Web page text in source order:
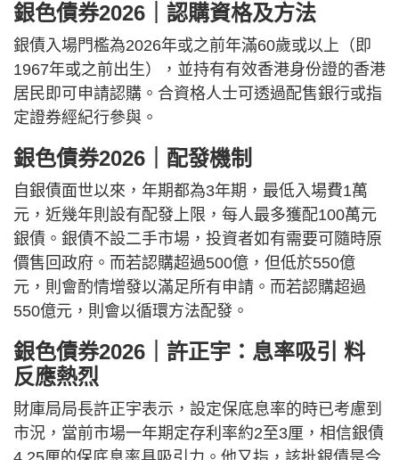
銀色債券2026｜認購資格及方法
銀債入場門檻為2026年或之前年滿60歲或以上（即
1967年或之前出生），並持有有效香港身份證的香港
居民即可申請認購。合資格人士可透過配售銀行或指
定證券經紀行參與。
銀色債券2026｜配發機制
自銀債面世以來，年期都為3年期，最低入場費1萬
元，近幾年則設有配發上限，每人最多獲配100萬元
銀債。銀債不設二手市場，投資者如有需要可隨時原
價售回政府。而若認購超過500億，但低於550億
元，則會酌情增發以滿足所有申請。而若認購超過
550億元，則會以循環方法配發。
銀色債券2026｜許正宇：息率吸引 料
反應熱烈
財庫局局長許正宇表示，設定保底息率的時已考慮到
市況，當前市場一年期定存利率約2至3厘，相信銀債